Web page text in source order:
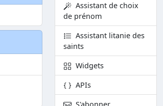
Assistant de choix
de prénom
Assistant litanie des
saints
Widgets
APIs